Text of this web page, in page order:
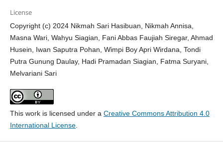
License
Copyright (c) 2024 Nikmah Sari Hasibuan, Nikmah Annisa,
Masna Wari, Wahyu Siagian, Fani Abbas Faujiah Siregar, Ahmad
Husein, Iwan Saputra Pohan, Wimpi Boy Apri Wirdana, Tondi
Putra Gunung Daulay, Hadi Pramadan Siagian, Fatma Suryani,
Melvariani Sari
This work is licensed under a Creative Commons Attribution 4.0
International License.